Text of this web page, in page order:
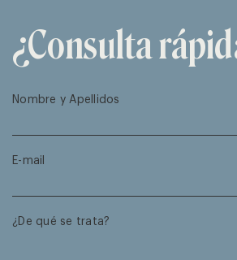
¿Consulta
Nombre y Apellidos
E-mail
¿De qué se trata?